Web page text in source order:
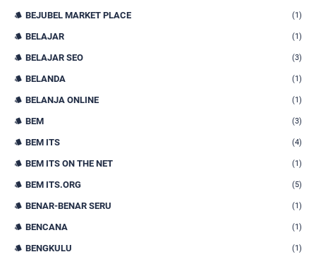
BEJUBEL MARKET PLACE (1)
BELAJAR (1)
BELAJAR SEO (3)
BELANDA (1)
BELANJA ONLINE (1)
BEM (3)
BEM ITS (4)
BEM ITS ON THE NET (1)
BEM ITS.ORG (5)
BENAR-BENAR SERU (1)
BENCANA (1)
BENGKULU (1)